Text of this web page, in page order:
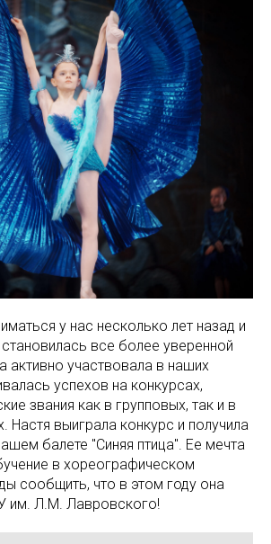
у нас несколько лет назад и
все более уверенной
активно участвовала в наших
успехов на конкурсах,
звания как в групповых, так и в
Настя выиграла конкурс и получила
балете "Синяя птица". Ее мечта
в хореографическом
сообщить, что в этом году она
им. Л.М. Лавровского!